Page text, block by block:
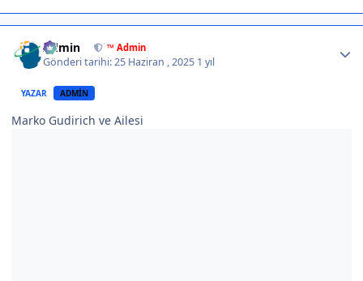
Admin ™ Admin
Gönderi tarihi:25 Haziran , 2025 1 yıl
YAZAR ADMIN
Marko Gudirich ve Ailesi